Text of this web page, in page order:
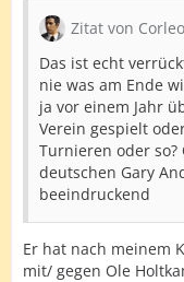
Zitat von
Das ist echt
nie was am Ende
ja vor einem Jahr
Verein gespielt
Turnieren oder
deutschen Gary
beeindruckend
Er hat nach meinem
mit/ gegen Ole